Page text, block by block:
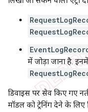
में जोड़ा जाना है.
डिवाइस पर सेव किए गए
मॉडल को ट्रेनिंग देने के